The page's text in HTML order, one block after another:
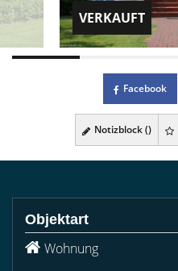
VERKAUFT
Facebook
Notizblock ()
Objektart
Wohnung